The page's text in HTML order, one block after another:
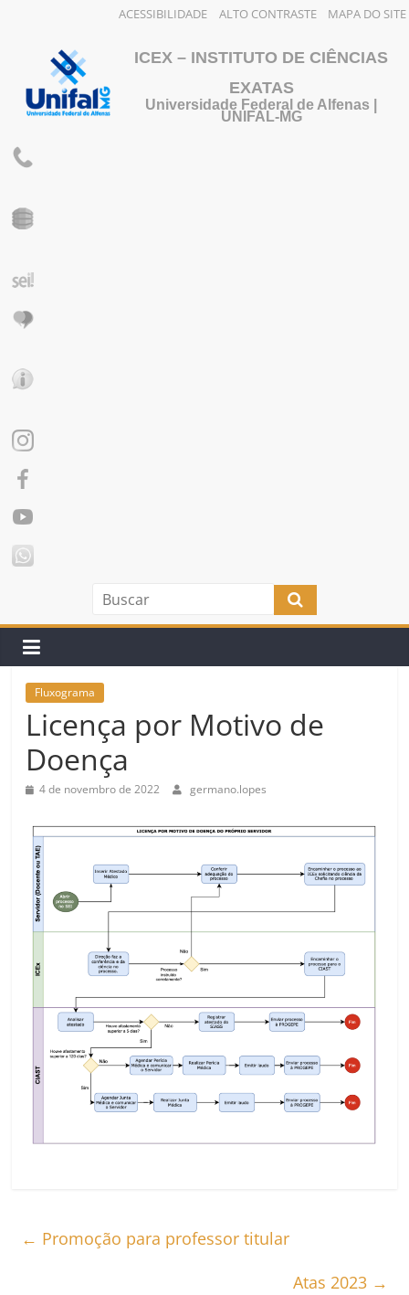
ACESSIBILIDADE ALTO CONTRASTE MAPA DO SITE
ICEX – INSTITUTO DE CIÊNCIAS
EXATAS
Universidade Federal de Alfenas |
UNIFAL-MG
Fluxograma
Licença por Motivo de
Doença
4 de novembro de 2022 germano.lopes
← Promoção para professor titular
Atas 2023 →